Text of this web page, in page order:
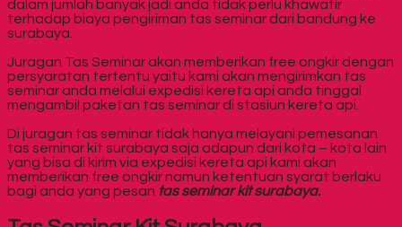
dalam jumlah banyak jadi anda tidak perlu khawatir
terhadap biaya pengiriman tas seminar dari bandung ke
surabaya.
Juragan Tas Seminar akan memberikan free ongkir dengan
persyaratan tertentu yaitu kami akan mengirimkan tas
seminar anda melalui expedisi kereta api anda tinggal
mengambil paketan tas seminar di stasiun kereta api.
Di juragan tas seminar tidak hanya melayani pemesanan
tas seminar kit surabaya saja adapun dari kota – kota lain
yang bisa di kirim via expedisi kereta api kami akan
memberikan free ongkir namun ketentuan syarat berlaku
bagi anda yang pesan tas seminar kit surabaya.